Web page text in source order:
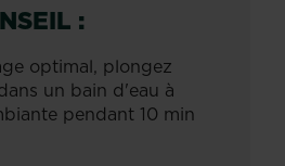
:
optimal, plongez
un bain d'eau à
pendant 10 min